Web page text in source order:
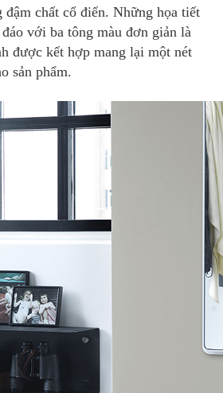
đậm chất cổ điển. Những họa tiết
với ba tông màu đơn giản là
được kết hợp mang lại một nét
sản phẩm.